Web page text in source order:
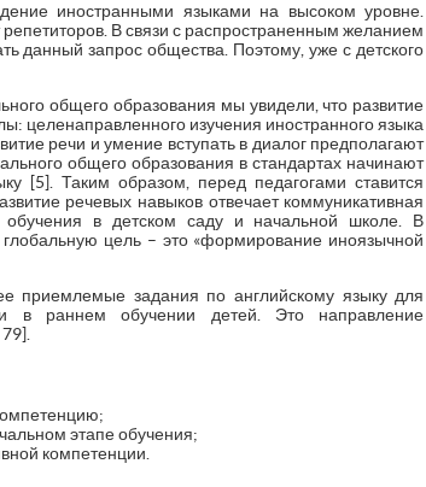
иностранными языками на высоком уровне.
В связи с распространенным желанием
данный запрос общества. Поэтому, уже с детского
общего образования мы увидели, что развитие
целенаправленного изучения иностранного языка
речи и умение вступать в диалог предполагают
общего образования в стандартах начинают
[5]. Таким образом, перед педагогами ставится
речевых навыков отвечает коммуникативная
обучения в детском саду и начальной школе. В
цель – это «формирование иноязычной
приемлемые задания по английскому языку для
в раннем обучении детей. Это направление
этапе обучения;
компетенции.